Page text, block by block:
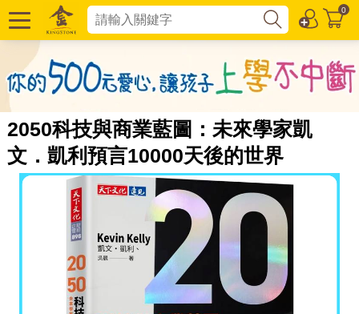
0
2050科技與商業藍圖：未來學家凱
文．凱利預言10000天後的世界